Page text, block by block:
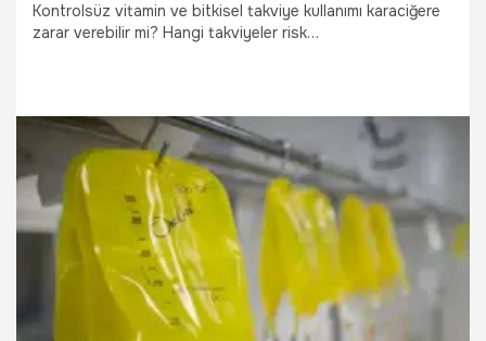
Kontrolsüz vitamin ve bitkisel takviye kullanımı karaciğere
zarar verebilir mi? Hangi takviyeler risk
konuda dikkat edilmesi gerekenleri anlattı.
5.03.2025 Yaşam